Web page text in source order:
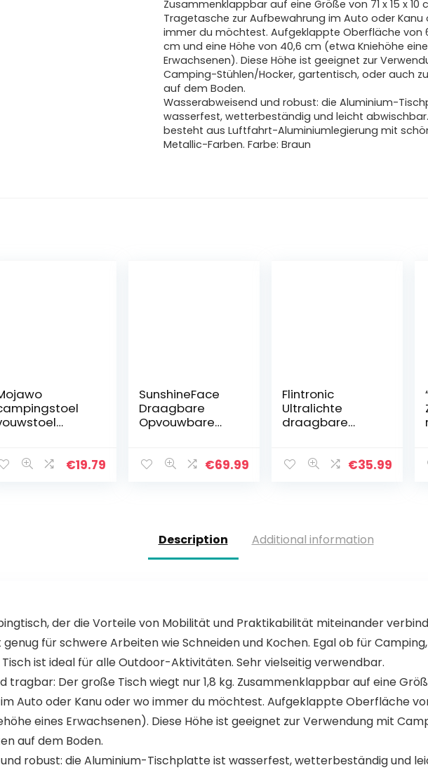
Zusammenklappbar auf eine Größe von 71 x 15 x 10
Tragetasche zur Aufbewahrung im Auto oder Kanu
immer du möchtest. Aufgeklappte Oberfläche von
cm und eine Höhe von 40,6 cm (etwa Kniehöhe
Erwachsenen). Diese Höhe ist geeignet zur
Camping-Stühlen/Hocker, gartentisch, oder auch
auf dem Boden.
Wasserabweisend und robust: die Aluminium-
wasserfest, wetterbeständig und leicht abwischbar.
besteht aus Luftfahrt-Aluminiumlegierung mit
Metallic-Farben. Farbe: Braun
€19.79
SunshineFace
Draagbare
Opvouwbare
Wandelen €69.99
Flintronic
Ultralichte
draagbare
opvouwbare
€35.99
Description Additional information
der die Vorteile von Mobilität und Praktikabilität miteinander
für schwere Arbeiten wie Schneiden und Kochen. Egal ob für
Tisch ist ideal für alle Outdoor-Aktivitäten. Sehr vielseitig verwendbar.
tragbar: Der große Tisch wiegt nur 1,8 kg. Zusammenklappbar auf eine
Auto oder Kanu oder wo immer du möchtest. Aufgeklappte Oberfläche
eines Erwachsenen). Diese Höhe ist geeignet zur Verwendung mit
auf dem Boden.
robust: die Aluminium-Tischplatte ist wasserfest, wetterbeständig und